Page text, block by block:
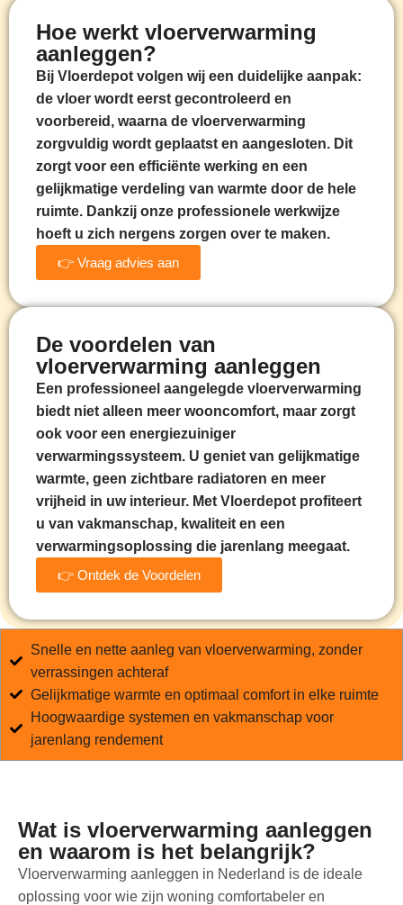
Hoe werkt vloerverwarming
aanleggen?
Bij Vloerdepot volgen wij een duidelijke aanpak:
de vloer wordt eerst gecontroleerd en
voorbereid, waarna de vloerverwarming
zorgvuldig wordt geplaatst en aangesloten. Dit
zorgt voor een efficiënte werking en een
gelijkmatige verdeling van warmte door de hele
ruimte. Dankzij onze professionele werkwijze
hoeft u zich nergens zorgen over te maken.
👉 Vraag advies aan
De voordelen van
vloerverwarming aanleggen
Een professioneel aangelegde vloerverwarming
biedt niet alleen meer wooncomfort, maar zorgt
ook voor een energiezuiniger
verwarmingssysteem. U geniet van gelijkmatige
warmte, geen zichtbare radiatoren en meer
vrijheid in uw interieur. Met Vloerdepot profiteert
u van vakmanschap, kwaliteit en een
verwarmingsoplossing die jarenlang meegaat.
👉 Ontdek de Voordelen
Snelle en nette aanleg van vloerverwarming, zonder
verrassingen achteraf
Gelijkmatige warmte en optimaal comfort in elke ruimte
Hoogwaardige systemen en vakmanschap voor
jarenlang rendement
Wat is vloerverwarming aanleggen
en waarom is het belangrijk?
Vloerverwarming aanleggen in Nederland is de ideale
oplossing voor wie zijn woning comfortabeler en